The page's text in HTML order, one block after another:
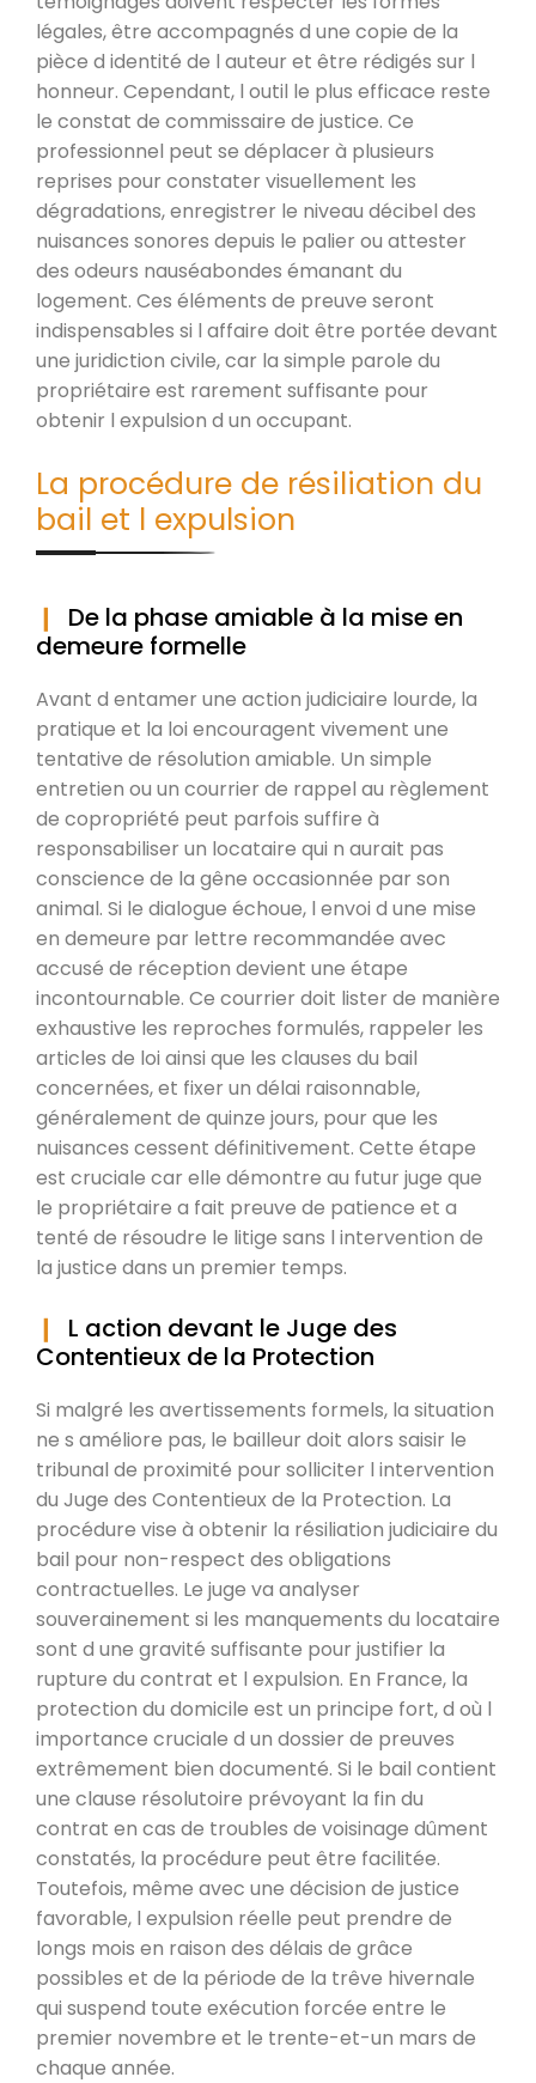
légales, être accompagnés d une copie de la
pièce d identité de l auteur et être rédigés sur l
honneur. Cependant, l outil le plus efficace reste
le constat de commissaire de justice. Ce
professionnel peut se déplacer à plusieurs
reprises pour constater visuellement les
dégradations, enregistrer le niveau décibel des
nuisances sonores depuis le palier ou attester
des odeurs nauséabondes émanant du
logement. Ces éléments de preuve seront
indispensables si l affaire doit être portée devant
une juridiction civile, car la simple parole du
propriétaire est rarement suffisante pour
obtenir l expulsion d un occupant.
La procédure de résiliation du
bail et l expulsion
De la phase amiable à la mise en
demeure formelle
Avant d entamer une action judiciaire lourde, la
pratique et la loi encouragent vivement une
tentative de résolution amiable. Un simple
entretien ou un courrier de rappel au règlement
de copropriété peut parfois suffire à
responsabiliser un locataire qui n aurait pas
conscience de la gêne occasionnée par son
animal. Si le dialogue échoue, l envoi d une mise
en demeure par lettre recommandée avec
accusé de réception devient une étape
incontournable. Ce courrier doit lister de manière
exhaustive les reproches formulés, rappeler les
articles de loi ainsi que les clauses du bail
concernées, et fixer un délai raisonnable,
généralement de quinze jours, pour que les
nuisances cessent définitivement. Cette étape
est cruciale car elle démontre au futur juge que
le propriétaire a fait preuve de patience et a
tenté de résoudre le litige sans l intervention de
la justice dans un premier temps.
L action devant le Juge des
Contentieux de la Protection
Si malgré les avertissements formels, la situation
ne s améliore pas, le bailleur doit alors saisir le
tribunal de proximité pour solliciter l intervention
du Juge des Contentieux de la Protection. La
procédure vise à obtenir la résiliation judiciaire du
bail pour non-respect des obligations
contractuelles. Le juge va analyser
souverainement si les manquements du locataire
sont d une gravité suffisante pour justifier la
rupture du contrat et l expulsion. En France, la
protection du domicile est un principe fort, d où l
importance cruciale d un dossier de preuves
extrêmement bien documenté. Si le bail contient
une clause résolutoire prévoyant la fin du
contrat en cas de troubles de voisinage dûment
constatés, la procédure peut être facilitée.
Toutefois, même avec une décision de justice
favorable, l expulsion réelle peut prendre de
longs mois en raison des délais de grâce
possibles et de la période de la trêve hivernale
qui suspend toute exécution forcée entre le
premier novembre et le trente-et-un mars de
chaque année.